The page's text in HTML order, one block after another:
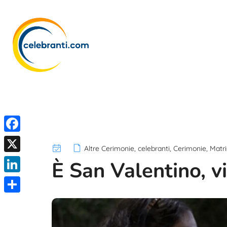
Altre Cerimonie, celebranti, Cerimonie,
È San Valentino,
F
a
c
e
X
L